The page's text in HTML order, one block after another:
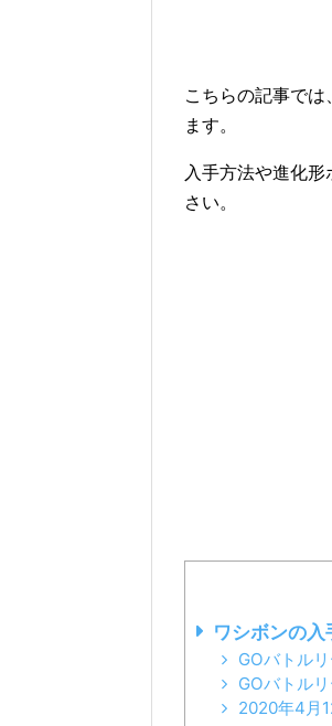
こちらの記事で
ます。
入手方法や進化
さい。
ワシボンの入
GOバトル
GOバトル
2020年4月